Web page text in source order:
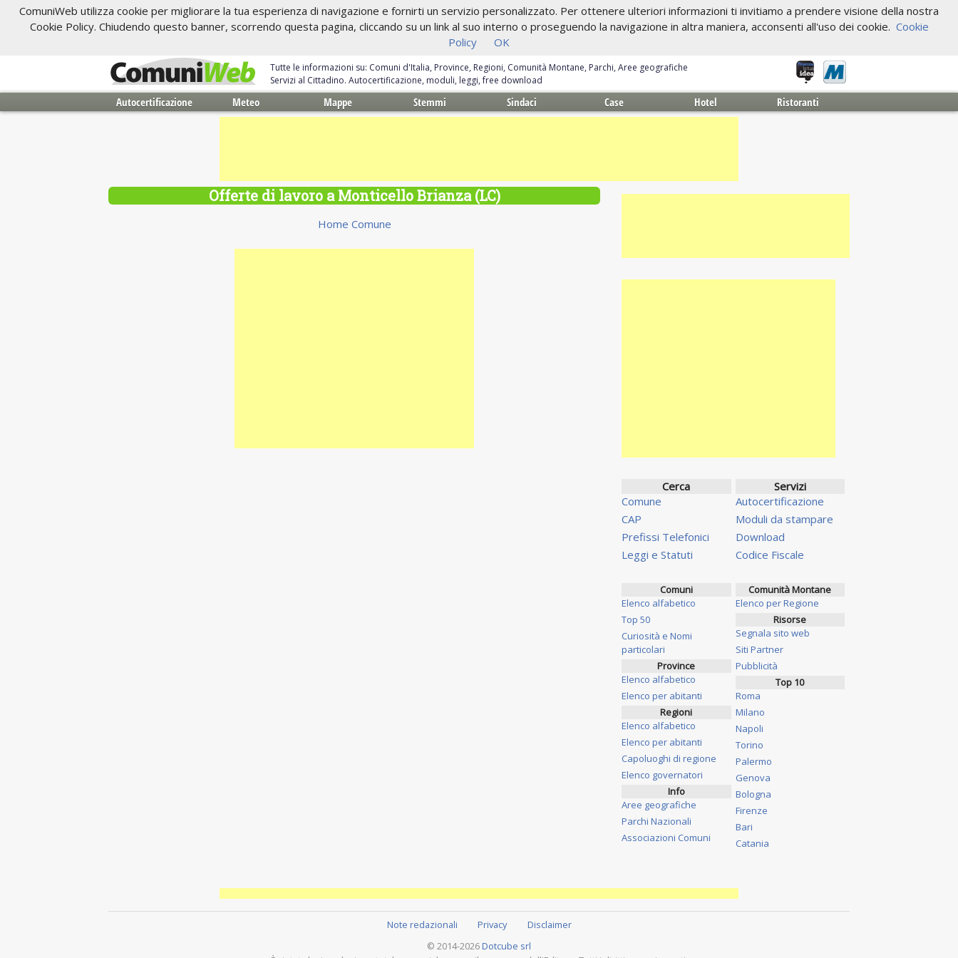
ComuniWeb utilizza cookie per migliorare la tua esperienza di navigazione e fornirti un servizio personalizzato. Per ottenere ulteriori informazioni ti invitiamo a prendere visione della nostra
Cookie Policy. Chiudendo questo banner, scorrendo questa pagina, cliccando su un link al suo interno o proseguendo la navigazione in altra maniera, acconsenti all'uso dei cookie. Cookie
Policy
OK
Tutte le informazioni su: Comuni d'Italia, Province, Regioni, Comunità Montane, Parchi, Aree geografiche
Servizi al Cittadino. Autocertificazione, moduli, leggi, free download
Autocertificazione Meteo Mappe Stemmi Sindaci Case Hotel Ristoranti
Offerte di lavoro a Monticello Brianza (LC)
Home Comune
Cerca
Comune
CAP
Prefissi Telefonici
Leggi e Statuti
Servizi
Autocertificazione
Moduli da stampare
Download
Codice Fiscale
Comuni
Elenco alfabetico
Top 50
Curiosità e Nomi
particolari
Province
Elenco alfabetico
Elenco per abitanti
Regioni
Elenco alfabetico
Elenco per abitanti
Capoluoghi di regione
Elenco governatori
Info
Aree geografiche
Parchi Nazionali
Associazioni Comuni
Comunità Montane
Elenco per Regione
Risorse
Segnala sito web
Siti Partner
Pubblicità
Top 10
Roma
Milano
Napoli
Torino
Palermo
Genova
Bologna
Firenze
Bari
Catania
Note redazionali Privacy
Disclaimer
© 2014-2026 Dotcube srl